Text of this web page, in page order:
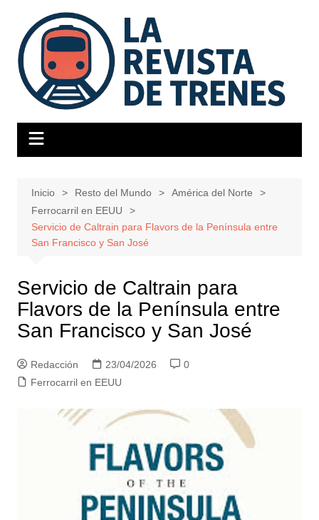
contenido
Inicio Resto del Mundo
América del Norte
Ferrocarril en EEUU
Servicio de Caltrain para Flavors de la Península entre
San Francisco y San José
Servicio de Caltrain para
Flavors de la Península entre
San Francisco y San José
Redacción 23/04/2026
0
Ferrocarril en EEUU